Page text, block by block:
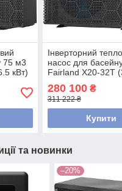
75 м3
кВт)
Інверторний
насос для
Fairland X20-32T
380 В)
280 100₴
311 222 ₴
Купити
та новинки
–20%